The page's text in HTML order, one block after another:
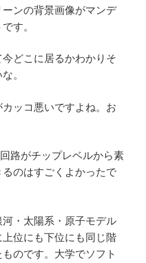
ンの背景画像がマンデ
す。
どこに居るかわかりそ
。
ッコ悪いですよね。お
路がチップレベルから素
のはすごくよかったで
・太陽系・原子モデル
位にも下位にも同じ階
のです。大学でソフト